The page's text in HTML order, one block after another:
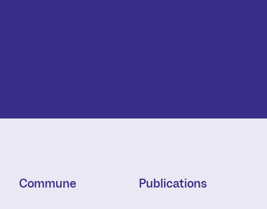
Commune Publications